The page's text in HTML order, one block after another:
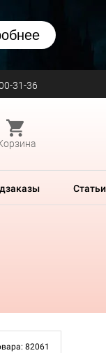
31-36
Статьи
82061